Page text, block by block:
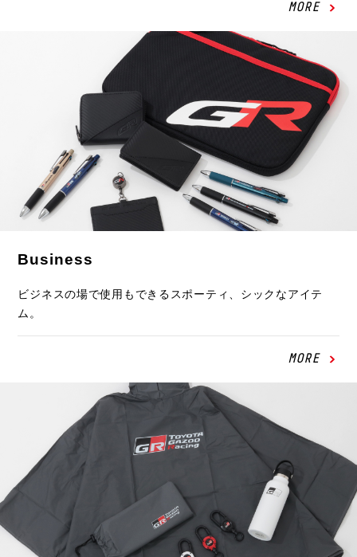
MORE
Business
ビジネスの場で使用もできるスポーティ、シックなアイテ
ム。
MORE